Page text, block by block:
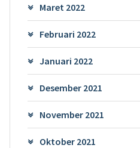
Maret 2022
Februari 2022
Januari 2022
Desember 2021
November 2021
Oktober 2021